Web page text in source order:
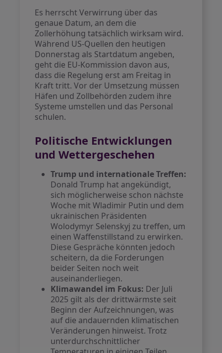
Es herrscht Verwirrung über das
genaue Datum, an dem die
Zollerhöhung tatsächlich wirksam wird.
Während US-Quellen den heutigen
Donnerstag als Startdatum angeben,
geht die EU-Kommission davon aus,
dass die Regelung erst am Freitag in
Kraft tritt. Vor der Umsetzung müssen
Häfen und Zollbehörden zudem ihre
Systeme umstellen und das Personal
schulen.
Politische Entwicklungen
und Wettergeschehen
Trump und internationale Treffen:
Donald Trump hat angekündigt,
sich möglicherweise schon nächste
Woche mit Wladimir Putin und dem
ukrainischen Präsidenten
Wolodymyr Selenskyj zu treffen, um
einen Waffenstillstand zu erwirken.
Diese Gespräche könnten jedoch
scheitern, da die Forderungen
beider Seiten noch weit
auseinanderliegen.
Klimawandel im Fokus: Der Juli
2025 gilt als der drittwärmste seit
Beginn der Aufzeichnungen, was
auf die andauernden klimatischen
Veränderungen hinweist. Trotz
unterdurchschnittlicher